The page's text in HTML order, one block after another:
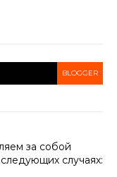
BLOGGER
за собой
случаях: